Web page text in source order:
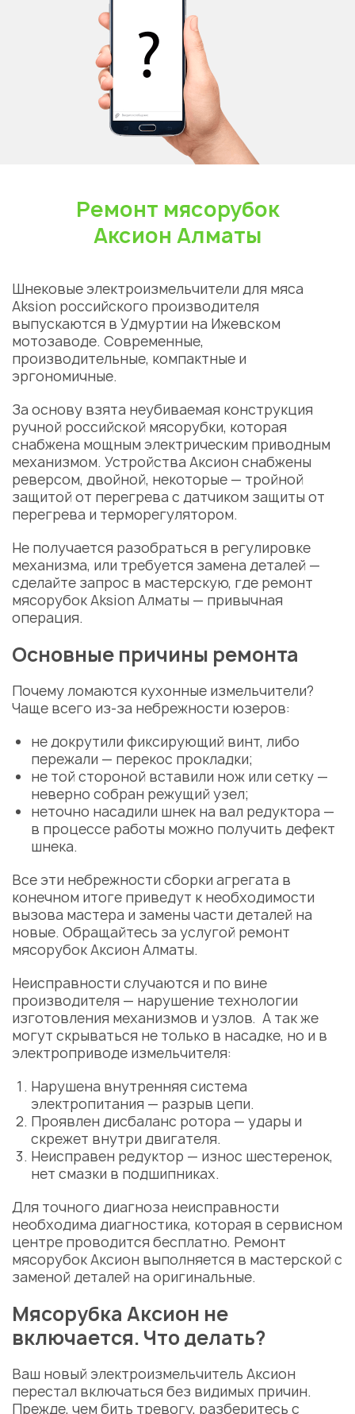
Ремонт мясорубок
Аксион Алматы
Шнековые электроизмельчители для мяса
Aksion российского производителя
выпускаются в Удмуртии на Ижевском
мотозаводе. Современные,
производительные, компактные и
эргономичные.
За основу взята неубиваемая конструкция
ручной российской мясорубки, которая
снабжена мощным электрическим приводным
механизмом. Устройства Аксион снабжены
реверсом, двойной, некоторые — тройной
защитой от перегрева с датчиком защиты от
перегрева и терморегулятором.
Не получается разобраться в регулировке
механизма, или требуется замена деталей —
сделайте запрос в мастерскую, где ремонт
мясорубок Aksion Алматы — привычная
операция.
Основные причины ремонта
Почему ломаются кухонные измельчители?
Чаще всего из-за небрежности юзеров:
не докрутили фиксирующий винт, либо
пережали — перекос прокладки;
не той стороной вставили нож или сетку —
неверно собран режущий узел;
неточно насадили шнек на вал редуктора —
в процессе работы можно получить дефект
шнека.
Все эти небрежности сборки агрегата в
конечном итоге приведут к необходимости
вызова мастера и замены части деталей на
новые. Обращайтесь за услугой ремонт
мясорубок Аксион Алматы.
Неисправности случаются и по вине
производителя — нарушение технологии
изготовления механизмов и узлов. А так же
могут скрываться не только в насадке, но и в
электроприводе измельчителя:
Нарушена внутренняя система
электропитания — разрыв цепи.
Проявлен дисбаланс ротора — удары и
скрежет внутри двигателя.
Неисправен редуктор — износ шестеренок,
нет смазки в подшипниках.
Для точного диагноза неисправности
необходима диагностика, которая в сервисном
центре проводится бесплатно. Ремонт
мясорубок Аксион выполняется в мастерской с
заменой деталей на оригинальные.
Мясорубка Аксион не
включается. Что делать?
Ваш новый электроизмельчитель Аксион
перестал включаться без видимых причин.
Прежде, чем бить тревогу, разберитесь с